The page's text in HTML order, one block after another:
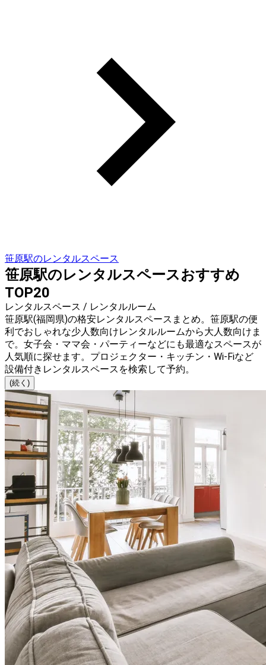
笹原駅のレンタルスペース
笹原駅のレンタルスペースおすすめ
TOP20
レンタルスペース / レンタルルーム
笹原駅(福岡県)の格安レンタルスペースまとめ。笹原駅の便
利でおしゃれな少人数向けレンタルルームから大人数向けま
で。女子会・ママ会・パーティーなどにも最適なスペースが
人気順に探せます。プロジェクター・キッチン・Wi-Fiなど
設備付きレンタルスペースを検索して予約。
(続く)